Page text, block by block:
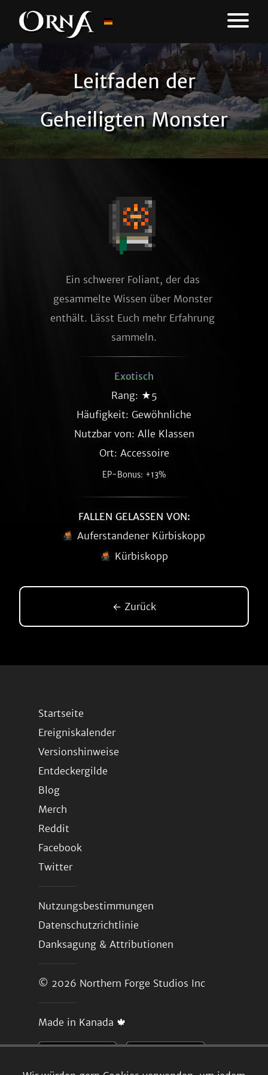
Leitfaden der
Geheiligten Monster
Ein schwerer Foliant, der das
gesammelte Wissen über Monster
enthält. Lässt Euch mehr Erfahrung
sammeln.
Exotisch
Rang: ★5
Häufigkeit: Gewöhnliche
Nutzbar von: Alle Klassen
Ort: Accessoire
EP-Bonus: +13%
FALLEN GELASSEN VON:
Auferstandener Kürbiskopp
Kürbiskopp
← Zurück
Startseite
Ereigniskalender
Versionshinweise
Entdeckergilde
Blog
Merch
Reddit
Facebook
Twitter
Nutzungsbestimmungen
Datenschutzrichtlinie
Danksagung & Attributionen
© 2026 Northern Forge Studios Inc
Made in Kanada 🍁